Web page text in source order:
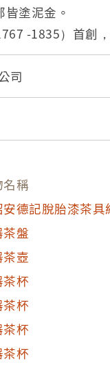
塗泥金。
-1835）首創
去模型，再經
後代紛紛自立門
司
名稱
安德記脫胎漆茶具
茶盤
茶壺
茶杯
茶杯
茶杯
茶杯